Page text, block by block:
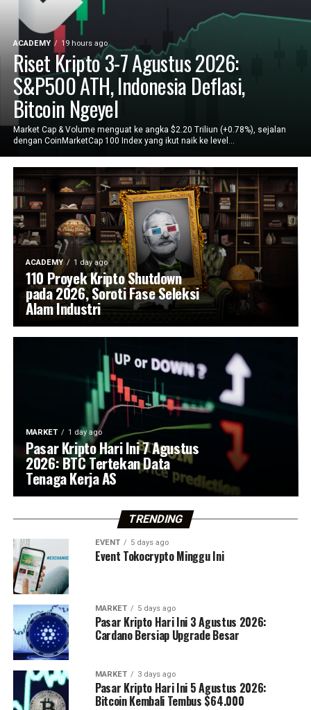
ACADEMY 19 hours ago
Riset Kripto 3-7 Agustus 2026:
S&P500 ATH, Indonesia Deflasi,
Bitcoin Ngeyel
Market Cap & Volume menguat ke angka $2.20 Triliun (+0.78%), sejalan
dengan CoinMarketCap 100 Index yang ikut naik ke level...
ACADEMY 1 day ago
110 Proyek Kripto Shutdown
pada 2026, Soroti Fase Seleksi
Alam Industri
MARKET 1 day ago
Pasar Kripto Hari Ini 7 Agustus
2026: BTC Tertekan Data
Tenaga Kerja AS
TRENDING
EVENT 5 days ago
Event Tokocrypto Minggu Ini
MARKET 5 days ago
Pasar Kripto Hari Ini 3 Agustus 2026:
Cardano Bersiap Upgrade Besar
MARKET 3 days ago
Pasar Kripto Hari Ini 5 Agustus 2026:
Bitcoin Kembali Tembus $64.000